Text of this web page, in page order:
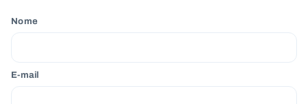
Nome
E-mail